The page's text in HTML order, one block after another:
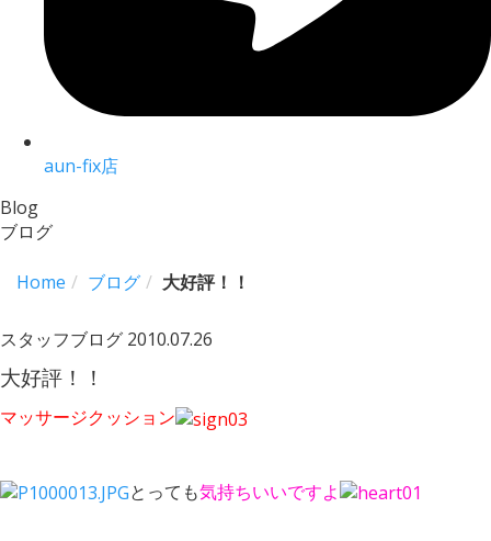
aun-fix店
Blog
ブログ
Home ブログ 大好評！！
スタッフブログ 2010.07.26
大好評！！
マッサージクッション
とっても気持ちいいですよ